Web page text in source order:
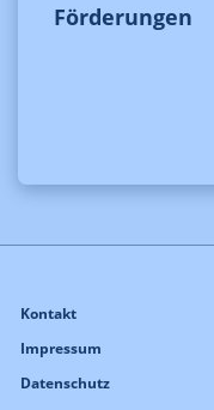
Förderungen
Kontakt
Impressum
Datenschutz